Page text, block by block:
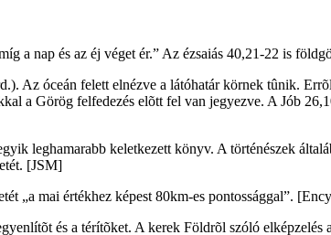
a nap és az éj véget ér.” Az ézsaiás 40,21-22 is
Az óceán felett elnézve a látóhatár körnek tûnik.
a Görög felfedezés elõtt fel van jegyezve. A Jób
leghamarabb keletkezett könyv. A történészek
[JSM]
„a mai értékhez képest 80km-es pontossággal”.
és a térítõket. A kerek Földrõl szóló